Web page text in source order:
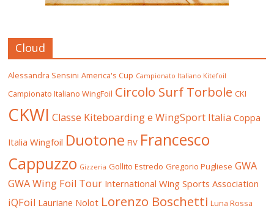
Cloud
Alessandra Sensini America's Cup Campionato Italiano Kitefoil
Campionato Italiano WingFoil Circolo Surf Torbole CKI
CKWI Classe Kiteboarding e WingSport Italia Coppa
Italia Wingfoil Duotone FIV Francesco
Cappuzzo Gizzeria Gollito Estredo Gregorio Pugliese GWA
GWA Wing Foil Tour International Wing Sports Association
iQFoil Lauriane Nolot Lorenzo Boschetti Luna Rossa